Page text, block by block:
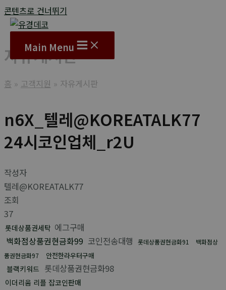
콘텐츠로 건너뛰기
Main Menu
자유게시판
홈 고객지원 자유게시판
n6X_텔레@KOREATALK77
24시코인업체_r2U
작성자
텔레@KOREATALK77
조회
37
롯데상품권세탁 에그구매
백화점상품권현금화99 코인전송대행 롯데상품권현금화91
백화점상
품권현금화97
안전한라우터구매
블랙키워드 롯데상품권현금화98
이더리움 리플 잡코인판매